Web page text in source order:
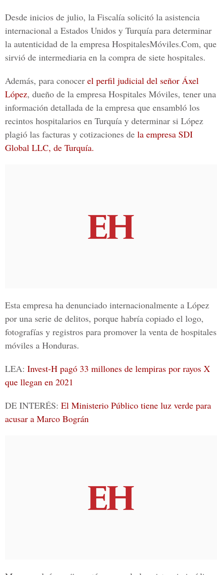
Desde inicios de julio, la Fiscalía solicitó la asistencia
internacional a Estados Unidos y Turquía para determinar
la autenticidad de la empresa HospitalesMóviles.Com, que
sirvió de intermediaria en la compra de siete hospitales.
Además, para conocer el perfil judicial del señor Áxel
López, dueño de la empresa Hospitales Móviles, tener una
información detallada de la empresa que ensambló los
recintos hospitalarios en Turquía y determinar si López
plagió las facturas y cotizaciones de la empresa SDI
Global LLC, de Turquía.
Esta empresa ha denunciado internacionalmente a López
por una serie de delitos, porque habría copiado el logo,
fotografías y registros para promover la venta de hospitales
móviles a Honduras.
LEA: Invest-H pagó 33 millones de lempiras por rayos X
que llegan en 2021
DE INTERÉS: El Ministerio Público tiene luz verde para
acusar a Marco Bográn